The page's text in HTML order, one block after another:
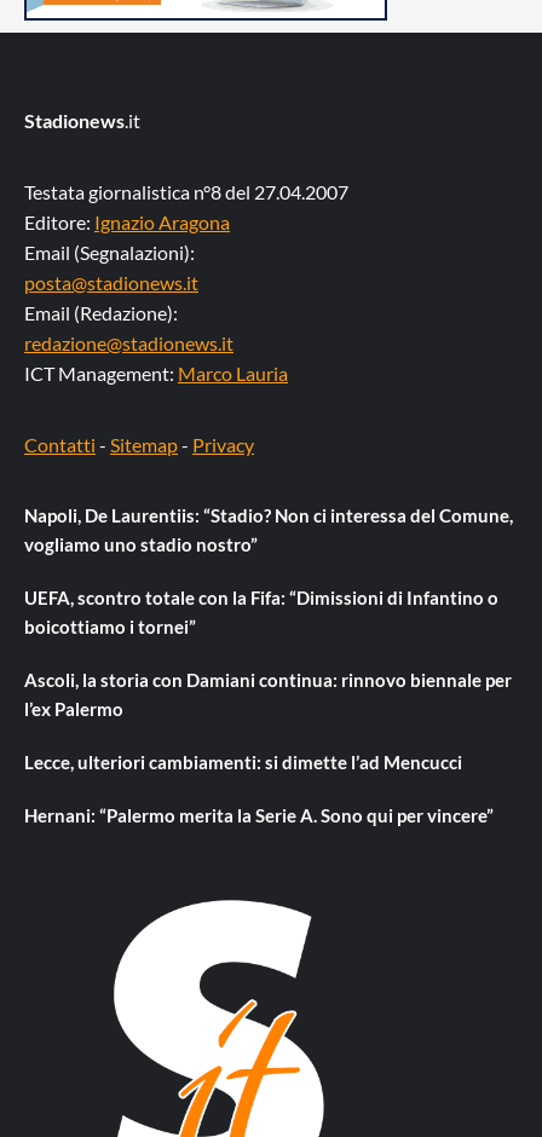
Stadionews.it
Testata giornalistica n°8 del 27.04.2007
Editore: Ignazio Aragona
Email (Segnalazioni):
posta@stadionews.it
Email (Redazione):
redazione@stadionews.it
ICT Management: Marco Lauria
Contatti - Sitemap- Privacy
Napoli, De Laurentiis: “Stadio? Non ci interessa del Comune,
vogliamo uno stadio nostro”
UEFA, scontro totale con la Fifa: “Dimissioni di Infantino o
boicottiamo i tornei”
Ascoli, la storia con Damiani continua: rinnovo biennale per
l’ex Palermo
Lecce, ulteriori cambiamenti: si dimette l’ad Mencucci
Hernani: “Palermo merita la Serie A. Sono qui per vincere”